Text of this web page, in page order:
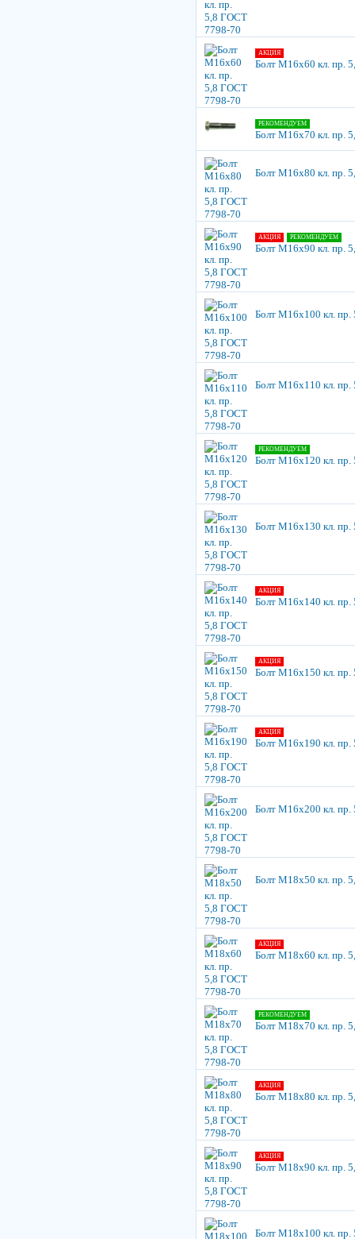
АКЦИЯ
Болт М16х60 кл. пр.
РЕКОМЕНДУЕМ
Болт М16х70 кл. пр.
Болт М16х80 кл. пр.
АКЦИЯ РЕКОМЕНДУЕМ
Болт М16х90 кл. пр.
Болт М16х100 кл.
Болт М16х110 кл.
РЕКОМЕНДУЕМ
Болт М16х120 кл.
Болт М16х130 кл.
АКЦИЯ
Болт М16х140 кл.
АКЦИЯ
Болт М16х150 кл.
АКЦИЯ
Болт М16х190 кл.
Болт М16х200 кл.
Болт М18х50 кл. пр.
АКЦИЯ
Болт М18х60 кл. пр.
РЕКОМЕНДУЕМ
Болт М18х70 кл. пр.
АКЦИЯ
Болт М18х80 кл. пр.
АКЦИЯ
Болт М18х90 кл. пр.
Болт М18х100 кл.